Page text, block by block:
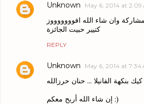
Unknown May 6, 2014 at 2:09
وان شاء الله افوووووووز
كتيير حبيت الجائزة
REPLY
Unknown May 6, 2014 at 7:34
بنكهة الفانيلا ... حنان حرزالله
إن شاء الله أربح معكم :)